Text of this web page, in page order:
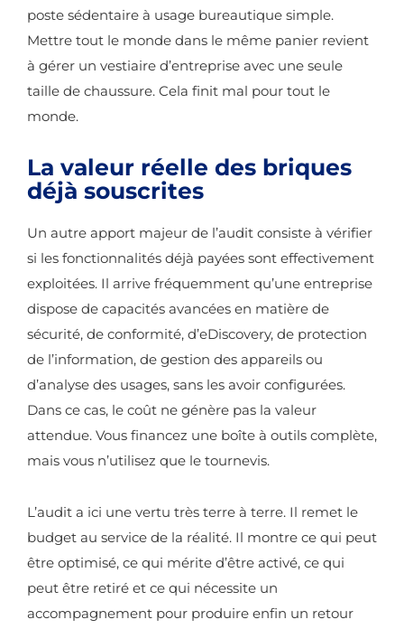
poste sédentaire à usage bureautique simple.
Mettre tout le monde dans le même panier revient
à gérer un vestiaire d’entreprise avec une seule
taille de chaussure. Cela finit mal pour tout le
monde.
La valeur réelle des briques
déjà souscrites
Un autre apport majeur de l’audit consiste à vérifier
si les fonctionnalités déjà payées sont effectivement
exploitées. Il arrive fréquemment qu’une entreprise
dispose de capacités avancées en matière de
sécurité, de conformité, d’eDiscovery, de protection
de l’information, de gestion des appareils ou
d’analyse des usages, sans les avoir configurées.
Dans ce cas, le coût ne génère pas la valeur
attendue. Vous financez une boîte à outils complète,
mais vous n’utilisez que le tournevis.
L’audit a ici une vertu très terre à terre. Il remet le
budget au service de la réalité. Il montre ce qui peut
être optimisé, ce qui mérite d’être activé, ce qui
peut être retiré et ce qui nécessite un
accompagnement pour produire enfin un retour